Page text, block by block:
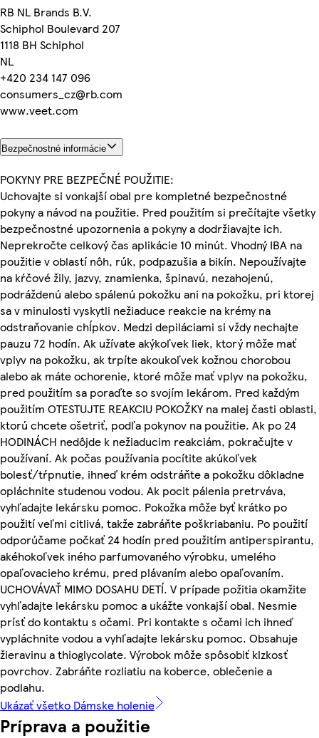
RB NL Brands B.V.
Schiphol Boulevard 207
1118 BH Schiphol
NL
+420 234 147 096
consumers_cz@rb.com
www.veet.com
Bezpečnostné informácie
POKYNY PRE BEZPEČNÉ POUŽITIE:
Uchovajte si vonkajší obal pre kompletné bezpečnostné
pokyny a návod na použitie. Pred použitím si prečítajte všetky
bezpečnostné upozornenia a pokyny a dodržiavajte ich.
Neprekročte celkový čas aplikácie 10 minút. Vhodný IBA na
použitie v oblastí nôh, rúk, podpazušia a bikín. Nepoužívajte
na kŕčové žily, jazvy, znamienka, špinavú, nezahojenú,
podráždenú alebo spálenú pokožku ani na pokožku, pri ktorej
sa v minulosti vyskytli nežiaduce reakcie na krémy na
odstraňovanie chĺpkov. Medzi depiláciami si vždy nechajte
pauzu 72 hodín. Ak užívate akýkoľvek liek, ktorý môže mať
vplyv na pokožku, ak trpíte akoukoľvek kožnou chorobou
alebo ak máte ochorenie, ktoré môže mať vplyv na pokožku,
pred použitím sa poraďte so svojím lekárom. Pred každým
použitím OTESTUJTE REAKCIU POKOŽKY na malej časti oblasti,
ktorú chcete ošetriť, podľa pokynov na použitie. Ak po 24
HODINÁCH nedôjde k nežiaducim reakciám, pokračujte v
používaní. Ak počas používania pocítite akúkoľvek
bolesť/tŕpnutie, ihneď krém odstráňte a pokožku dôkladne
opláchnite studenou vodou. Ak pocit pálenia pretrváva,
vyhľadajte lekársku pomoc. Pokožka môže byť krátko po
použití veľmi citlivá, takže zabráňte poškriabaniu. Po použití
odporúčame počkať 24 hodín pred použitím antiperspirantu,
akéhokoľvek iného parfumovaného výrobku, umelého
opaľovacieho krému, pred plávaním alebo opaľovaním.
UCHOVÁVAŤ MIMO DOSAHU DETÍ. V prípade požitia okamžite
vyhľadajte lekársku pomoc a ukážte vonkajší obal. Nesmie
prísť do kontaktu s očami. Pri kontakte s očami ich ihneď
vypláchnite vodou a vyhľadajte lekársku pomoc. Obsahuje
žieravinu a thioglycolate. Výrobok môže spôsobiť klzkosť
povrchov. Zabráňte rozliatiu na koberce, oblečenie a
podlahu.
Ukázať všetko Dámske holenie
Príprava a použitie